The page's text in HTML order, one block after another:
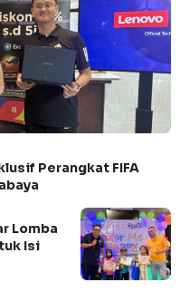
Perangkat FIFA
Lomba
Isi